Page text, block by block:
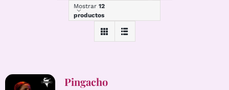
Mostrar 12
productos
Pingacho